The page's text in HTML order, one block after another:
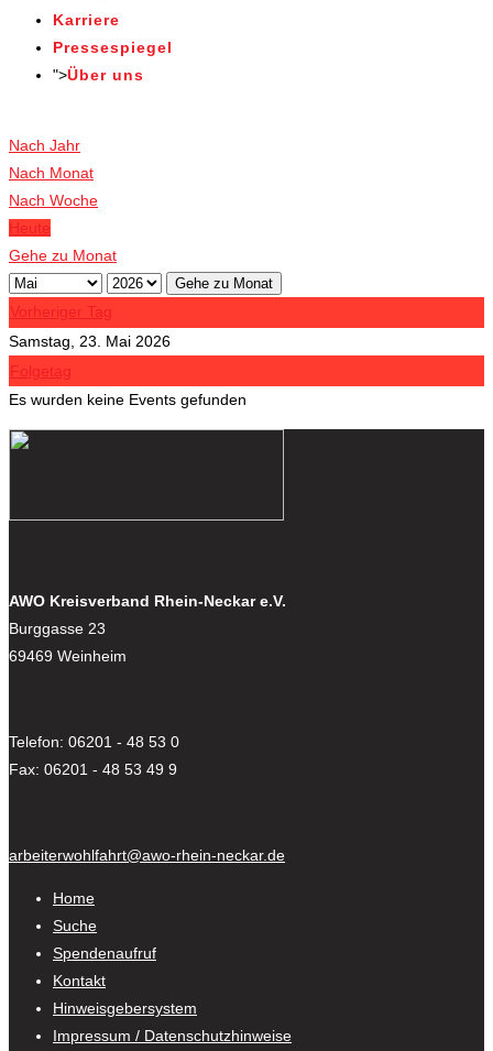
Karriere
Pressespiegel
">Über uns
Nach Jahr
Nach Monat
Nach Woche
Heute
Gehe zu Monat
Gehe zu Monat
Vorheriger Tag
Samstag, 23. Mai 2026
Folgetag
Es wurden keine Events gefunden
AWO Kreisverband Rhein-Neckar e.V.
Burggasse 23
69469 Weinheim
Telefon: 06201 - 48 53 0
Fax: 06201 - 48 53 49 9
arbeiterwohlfahrt@awo-rhein-neckar.de
Home
Suche
Spendenaufruf
Kontakt
Hinweisgebersystem
Impressum / Datenschutzhinweise